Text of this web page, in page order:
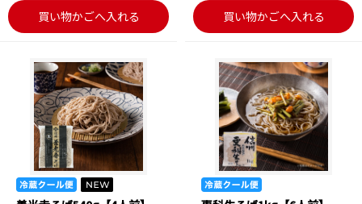
買い物かごへ入れる 買い物かごへ入れる